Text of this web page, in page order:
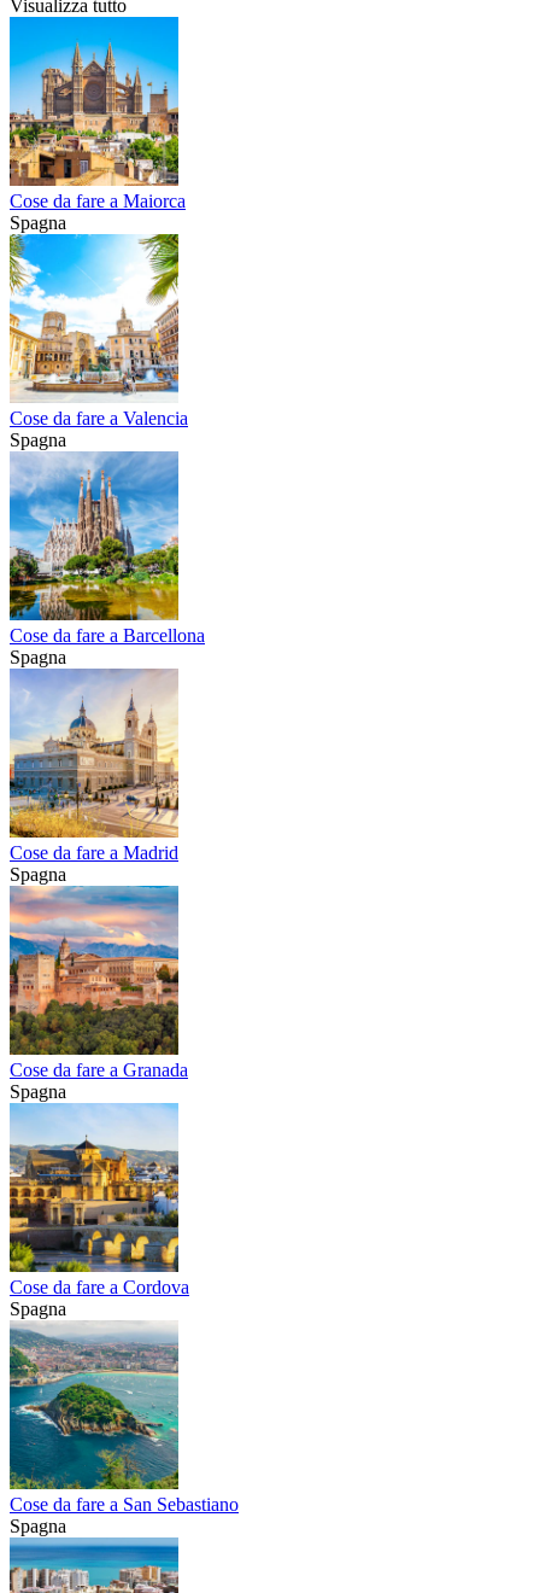
Visualizza tutto
Cose da fare a Maiorca
Spagna
Cose da fare a Valencia
Spagna
Cose da fare a Barcellona
Spagna
Cose da fare a Madrid
Spagna
Cose da fare a Granada
Spagna
Cose da fare a Cordova
Spagna
Cose da fare a San Sebastiano
Spagna